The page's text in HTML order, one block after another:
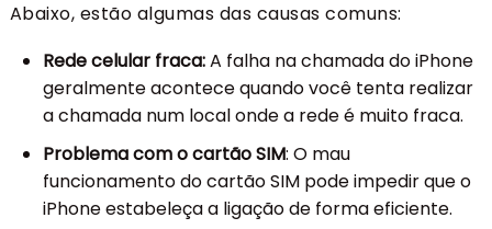
Abaixo, estão algumas das causas comuns:
Rede celular fraca:A falha na chamada do iPhone
geralmente acontece quando você tenta realizar
a chamada num local onde a rede é muito fraca.
Problema com o cartão SIM: O mau
funcionamento do cartão SIM pode impedir que o
iPhone estabeleça a ligação de forma eficiente.